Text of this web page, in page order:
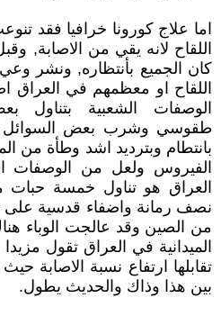
اما علاج كورونا خرافيا فقد
اللقاح لانه يقي من الاصابة,
كان الجميع بأنتظاره, ونشر
اللقاح او معظمهم في العراق
الوصفات الشعبية بتناول
طقوسي وشرب بعض السوائل
بانتطام وبترديد اشد وطأة من
الفيروس ولعل من
العراق هو تناول خمسة حبات
نصف رمانة واضفاء قدسية على
من الصين وقد عالجت الوباء
الميدانية في العراق تقول
تقابلها ارتفاع نسبة الاصابة
بين هذا وذاك والحديث يطول.